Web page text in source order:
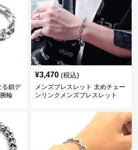
る鎖デ
輪
¥3,470 (税込)
メンズブレスレット 太めチェー
ンリンクメンズブレスレット